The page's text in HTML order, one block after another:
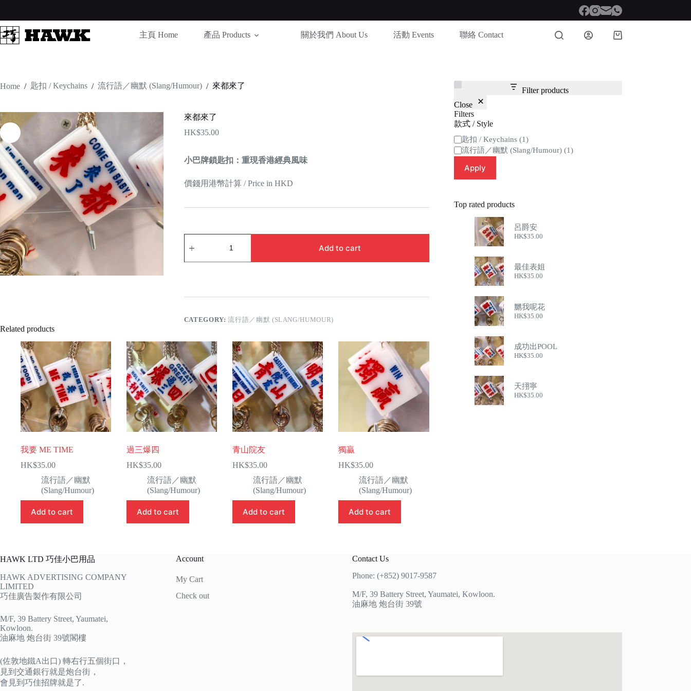
content
主頁 Home
產品 Products 關於我們 About Us 活動 Events 聯絡 Contact
Shopping
Home / 匙扣 / Keychains / 流行語／幽默 (Slang/Humour) / 來都來了
來都來了
HK$35.00
小巴牌鎖匙扣：重現香港經典風味
價錢用港幣計算 / Price in HKD
都
Add to cart
CATEGORY:流行語／幽默 (SLANG/HUMOUR)
Related products
我要 ME TIME
HK$35.00
流行語／幽默
(Slang/Humour)
Add to cart
過三爆四
HK$35.00
流行語／幽默
(Slang/Humour)
Add to cart
青山院友
HK$35.00
流行語／幽默
(Slang/Humour)
Add to cart
獨贏
HK$35.00
流行語／幽默
(Slang/Humour)
Add to cart
Filter products
Close
Filters
款式 / Style
Category
匙扣 / Keychains(1)
流行語／幽默 (Slang/Humour)(1)
Apply
Top rated products
呂爵安
HK$35.00
最佳表姐
HK$35.00
嬲我呢花
HK$35.00
成功出POOL
HK$35.00
天挧寧
HK$35.00
HAWK LTD 巧佳小巴用品
HAWK ADVERTISING COMPANY
LIMITED
巧佳廣告製作有限公司
M/F, 39 Battery Street, Yaumatei,
Kowloon.
油麻地 炮台街 39號閣樓
(佐敦地鐵A出口) 轉右行五個街口，
見到交通銀行就是炮台街，
會見到巧佳招牌就是了.
Account
My Cart
Check out
Contact Us
Phone: (+852) 9017-9587
M/F, 39 Battery Street, Yaumatei, Kowloon.
油麻地 炮台街 39號